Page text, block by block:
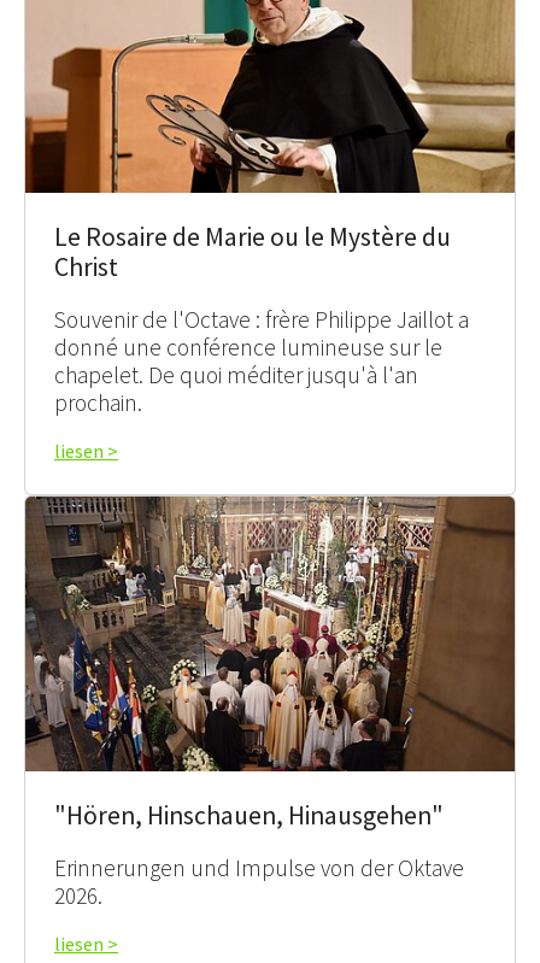
Le Rosaire de Marie ou le Mystère du
Christ
Souvenir de l'Octave : frère Philippe Jaillot a
donné une conférence lumineuse sur le
chapelet. De quoi méditer jusqu'à l'an
prochain.
liesen >
"Hören, Hinschauen, Hinausgehen"
Erinnerungen und Impulse von der Oktave
2026.
liesen >